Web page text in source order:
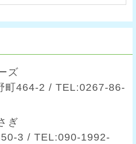
ズ
町464-2 / TEL:0267-86-
ぎ
3 / TEL:090-1992-